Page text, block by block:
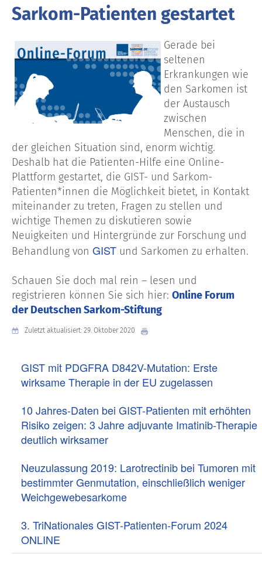
Sarkom-Patienten gestartet
Gerade bei
seltenen
Erkrankungen wie
den Sarkomen ist
der Austausch
zwischen
Menschen, die in
der gleichen Situation sind, enorm wichtig.
Deshalb hat die Patienten-Hilfe eine Online-
Plattform gestartet, die GIST- und Sarkom-
Patienten*innen die Möglichkeit bietet, in Kontakt
miteinander zu treten, Fragen zu stellen und
wichtige Themen zu diskutieren sowie
Neuigkeiten und Hintergründe zur Forschung und
Behandlung von GIST und Sarkomen zu erhalten.
Schauen Sie doch mal rein – lesen und
registrieren können Sie sich hier: Online Forum
der Deutschen Sarkom-Stiftung
Zuletzt aktualisiert: 29. Oktober 2020
GIST mit PDGFRA D842V-Mutation: Erste
wirksame Therapie in der EU zugelassen
10 Jahres-Daten bei GIST-Patienten mit erhöhten
Risiko zeigen: 3 Jahre adjuvante Imatinib-Therapie
deutlich wirksamer
Neuzulassung 2019: Larotrectinib bei Tumoren mit
bestimmter Genmutation, einschließlich weniger
Weichgewebesarkome
3. TriNationales GIST-Patienten-Forum 2024
ONLINE